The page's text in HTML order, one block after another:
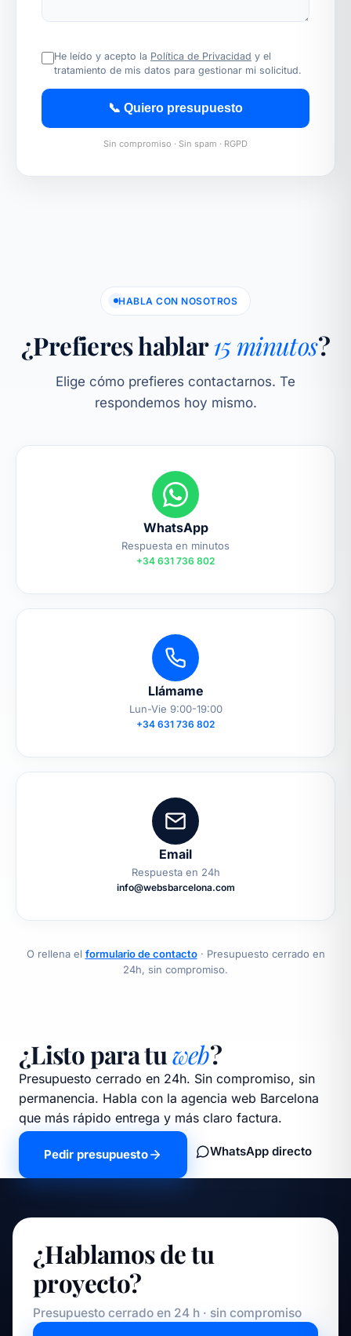
He leído y acepto la Política de Privacidad y el
tratamiento de mis datos para gestionar mi solicitud.
📞 Quiero presupuesto
Sin compromiso · Sin spam · RGPD
HABLA CON NOSOTROS
¿Prefieres hablar15 minutos?
Elige cómo prefieres contactarnos. Te
respondemos hoy mismo.
WhatsApp
Respuesta en minutos
+34 631 736 802
Llámame
Lun-Vie 9:00-19:00
+34 631 736 802
Email
Respuesta en 24h
info@websbarcelona.com
O rellena el formulario de contacto· Presupuesto cerrado en
24h, sin compromiso.
¿Listo para tuweb?
Presupuesto cerrado en 24h. Sin compromiso, sin
permanencia. Habla con la agencia web Barcelona
que más rápido entrega y más claro factura.
Pedir presupuesto WhatsApp directo
¿Hablamos de tu
proyecto?
Presupuesto cerrado en 24 h · sin compromiso